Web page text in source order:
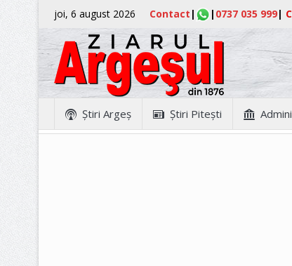
joi, 6 august 2026 Contact | | 0737 035 999|
Ştiri Argeş Ştiri Piteşti